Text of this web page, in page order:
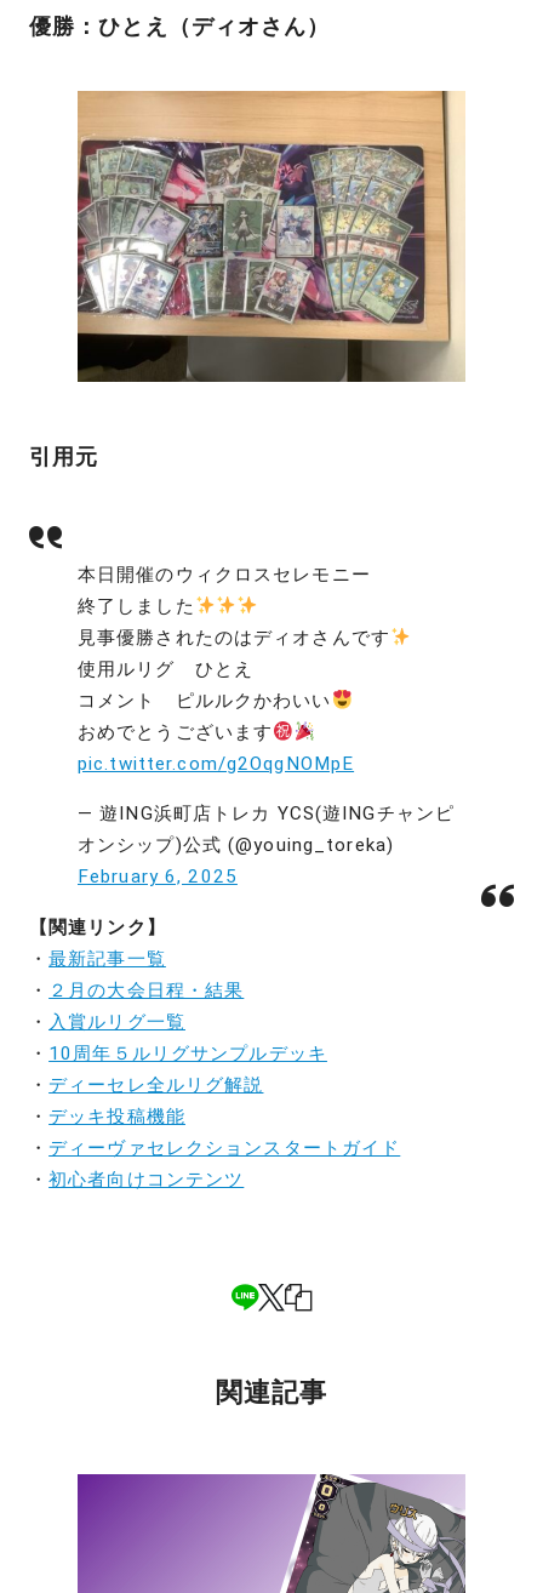
優勝：ひとえ（ディオさん）
引用元
本日開催のウィクロスセレモニー
終了しました
見事優勝されたのはディオさんです
使用ルリグ ひとえ
コメント ピルルクかわいい
おめでとうございます
pic.twitter.com/g2OqgNOMpE
— 遊ING浜町店トレカ YCS(遊INGチャンピ
オンシップ)公式 (@youing_toreka)
February 6, 2025
【関連リンク】
・最新記事一覧
・ ２月の大会日程・結果
・ 入賞ルリグ一覧
・ 10周年５ルリグサンプルデッキ
・ ディーセレ全ルリグ解説
・ デッキ投稿機能
・ ディーヴァセレクションスタートガイド
・初心者向けコンテンツ
関連記事